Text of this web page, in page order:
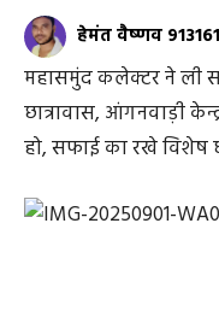
हेमंत वैष्णव
महासमुंद कलेक्टर ने ली
छात्रावास, आंगनवाड़ी
हो, सफाई का रखे विशेष